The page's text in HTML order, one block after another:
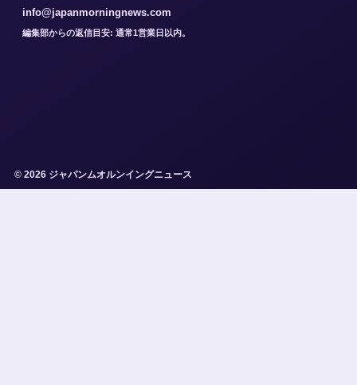
info@japanmorningnews.com
編集部からの返信目安: 通常1営業日以内。
© 2026 ジャパンムオルンイングニュース